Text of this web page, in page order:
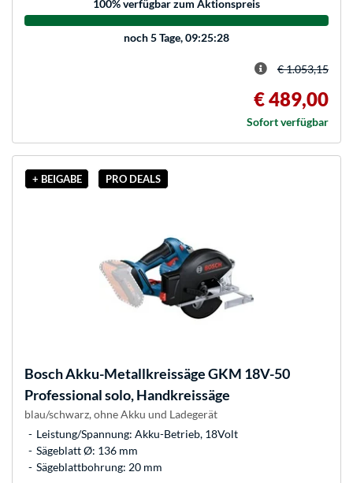
100% verfügbar zum Aktionspreis
noch5 Tage, 09:25:28
€ 1.053,15
€ 489,00
Sofort verfügbar
+ BEIGABE PRO DEALS
BoschAkku-Metallkreissäge GKM 18V-50
Professional solo, Handkreissäge
blau/schwarz, ohne Akku und Ladegerät
Leistung/Spannung: Akku-Betrieb, 18Volt
Sägeblatt Ø: 136 mm
Sägeblattbohrung: 20 mm